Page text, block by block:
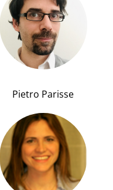
Pietro Parisse